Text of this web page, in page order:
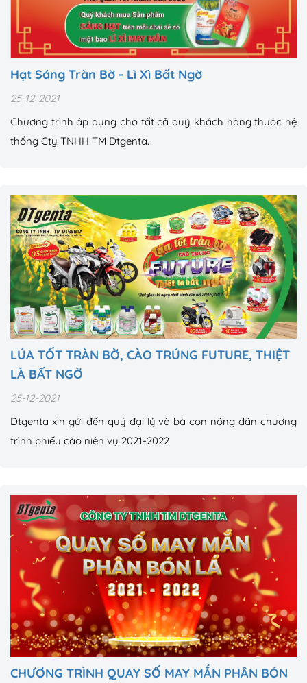
Hạt Sáng Tràn Bờ - Lì Xì Bất Ngờ
25-12-2021
Chương trình áp dụng cho tất cả quý khách hàng thuộc hệ
thống Cty TNHH TM Dtgenta.
LÚA TỐT TRÀN BỜ, CÀO TRÚNG FUTURE, THIỆT
LÀ BẤT NGỜ
25-12-2021
Dtgenta xin gửi đến quý đại lý và bà con nông dân chương
trình phiếu cào niên vụ 2021-2022
CHƯƠNG TRÌNH QUAY SỐ MAY MẮN PHÂN BÓN